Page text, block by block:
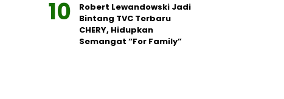
Robert Lewandowski Jadi
Bintang TVC Terbaru
CHERY, Hidupkan
Semangat “For Family”